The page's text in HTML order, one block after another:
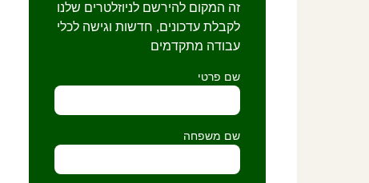
זה המקום להירשם לניוזלטרים שלנו
לקבלת עדכונים, חדשות וגישה לכלי
עבודה מתקדמים
שם פרטי
שם משפחה